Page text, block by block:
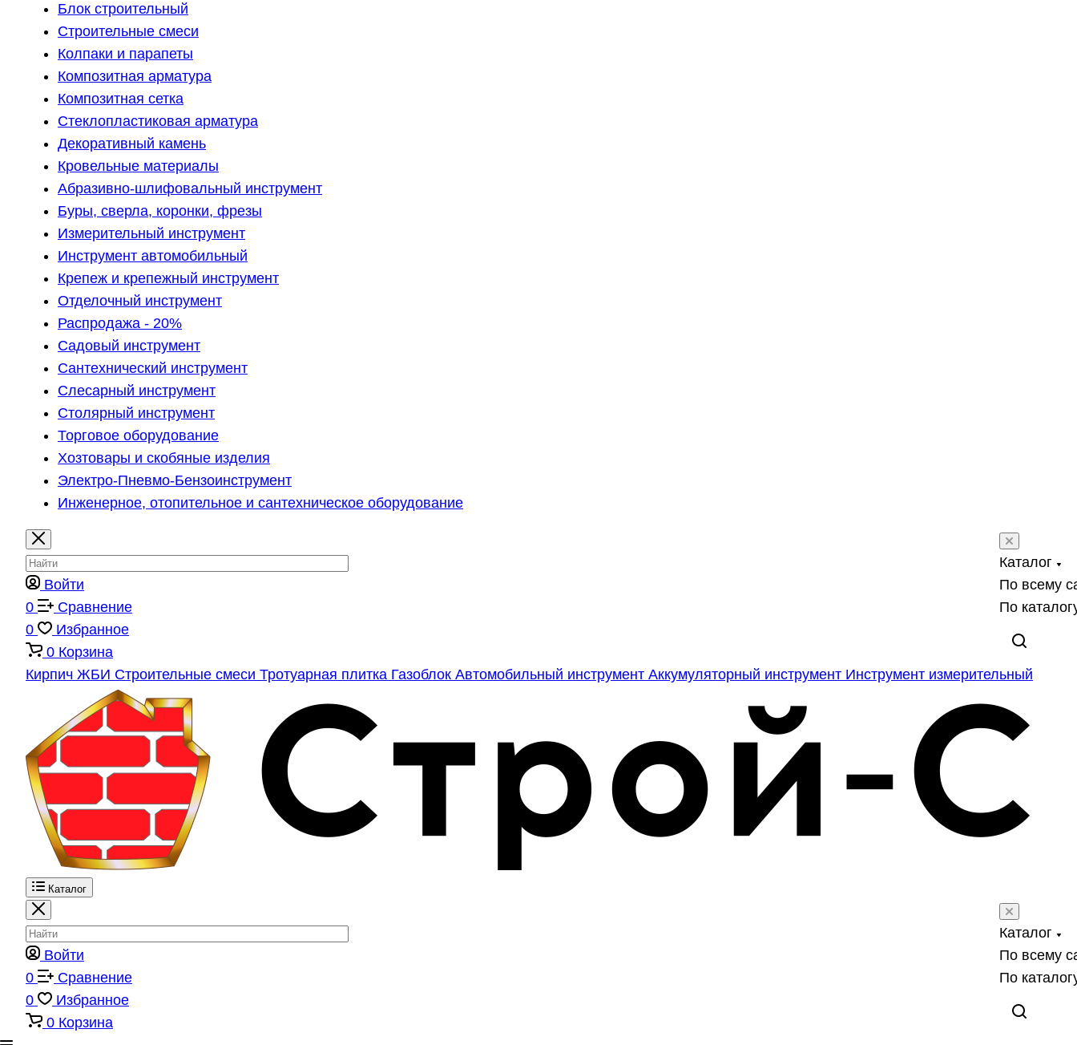
Блок строительный
Строительные смеси
Колпаки и парапеты
Композитная арматура
Композитная сетка
Стеклопластиковая арматура
Декоративный камень
Кровельные материалы
Абразивно-шлифовальный инструмент
Буры, сверла, коронки, фрезы
Измерительный инструмент
Инструмент автомобильный
Крепеж и крепежный инструмент
Отделочный инструмент
Распродажа - 20%
Садовый инструмент
Сантехнический инструмент
Слесарный инструмент
Столярный инструмент
Торговое оборудование
Хозтовары и скобяные изделия
Электро-Пневмо-Бензоинструмент
Инженерное, отопительное и сантехническое оборудование
Каталог
По всему
По
Войти
0
Сравнение
0
Избранное
0 Корзина
Кирпич ЖБИ Строительные смеси Тротуарная плитка Газоблок Автомобильный инструмент Аккумуляторный инструмент Инструмент измерительный
Каталог
Каталог
По всему
По
Войти
0
Сравнение
0
Избранное
0 Корзина